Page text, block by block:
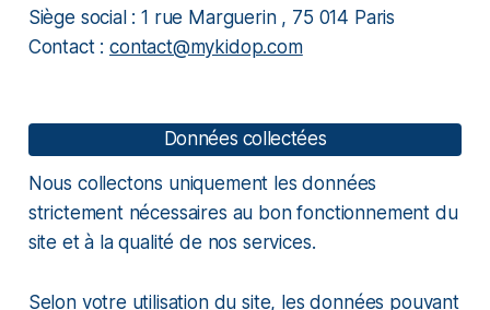
Siège social : 1 rue Marguerin , 75 014 Paris
Contact :contact@mykidop.com
Données collectées
Nous collectons uniquement les données
strictement nécessaires au bon fonctionnement du
site et à la qualité de nos services.
Selon votre utilisation du site, les données pouvant